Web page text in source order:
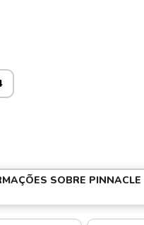
SOBRE